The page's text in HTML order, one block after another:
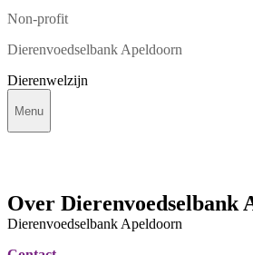
Non-profit
Dierenvoedselbank Apeldoorn
Dierenwelzijn
Menu
Over Dierenvoedselbank
Dierenvoedselbank Apeldoorn